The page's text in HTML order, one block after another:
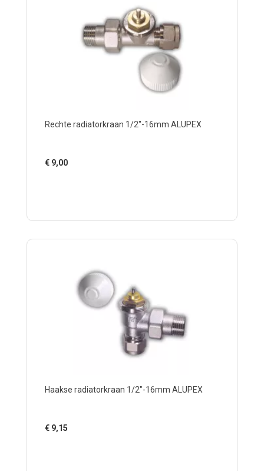
Rechte radiatorkraan 1/2"-16mm ALUPEX
€ 9,00
Haakse radiatorkraan 1/2"-16mm ALUPEX
€ 9,15